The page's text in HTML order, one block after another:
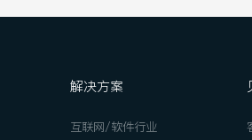
解决方案
互联网/软件行业